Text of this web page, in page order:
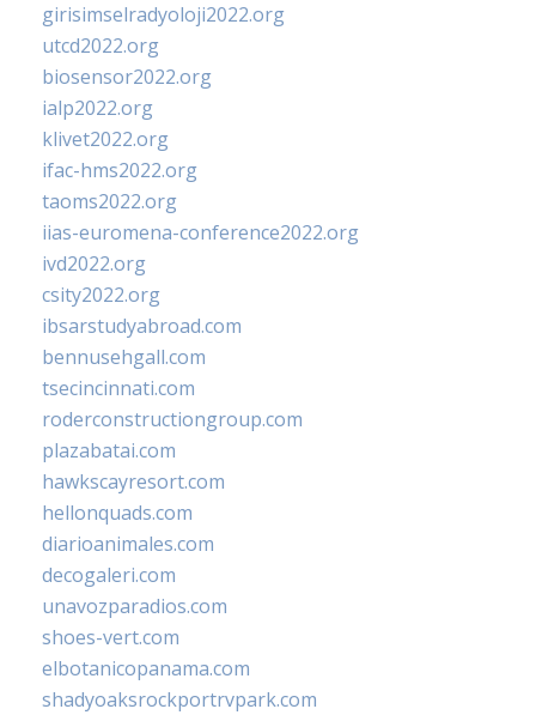
girisimselradyoloji2022.org
utcd2022.org
biosensor2022.org
ialp2022.org
klivet2022.org
ifac-hms2022.org
taoms2022.org
iias-euromena-conference2022.org
ivd2022.org
csity2022.org
ibsarstudyabroad.com
bennusehgall.com
tsecincinnati.com
roderconstructiongroup.com
plazabatai.com
hawkscayresort.com
hellonquads.com
diarioanimales.com
decogaleri.com
unavozparadios.com
shoes-vert.com
elbotanicopanama.com
shadyoaksrockportrvpark.com